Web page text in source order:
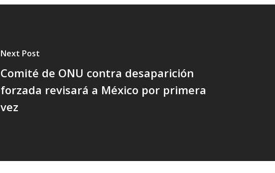
Next Post
Comité de ONU contra desaparición
forzada revisará a México por primera
vez